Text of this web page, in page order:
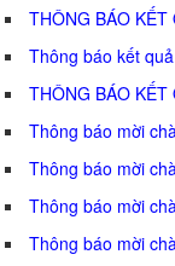
THÔNG BÁO KẾT
Thông báo kết quả
THÔNG BÁO KẾT
Thông báo mời
Thông báo mời
Thông báo mời
Thông báo mời